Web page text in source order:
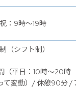
：9時～19時
（シフト制）
（平日：10時～20時
て変動）/ 休憩90分 /